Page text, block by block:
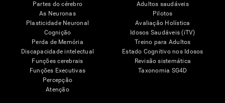
Partes do cérebro
As Neuronas
Plasticidade Neuronal
Cognição
Perda de Memória
Discapacidade intelectual
Funções cerebrais
Funções Executivas
Percepção
Atenção
Adultos saudáveis
Pilotos
Avaliação Holística
Idosos Saudáveis (iTV)
Treino para Adultos
Estado Cognitivo nos Idosos
Revisão sistemática
Taxonomia SG4D